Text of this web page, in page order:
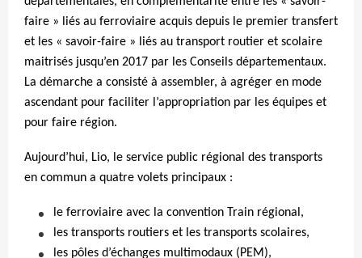
faire » liés au ferroviaire acquis depuis le premier transfert
et les « savoir-faire » liés au transport routier et scolaire
maitrisés jusqu’en 2017 par les Conseils départementaux.
La démarche a consisté à assembler, à agréger en mode
ascendant pour faciliter l’appropriation par les équipes et
pour faire région.
Aujourd’hui, Lio, le service public régional des transports
en commun a quatre volets principaux :
le ferroviaire avec la convention Train régional,
les transports routiers et les transports scolaires,
les pôles d’échanges multimodaux (PEM),